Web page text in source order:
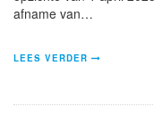
afname van…
LEES VERDER